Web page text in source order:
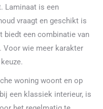
Laminaat is een
vraagt en geschikt is
biedt een combinatie van
Voor wie meer karakter
woning woont en op
een klassiek interieur, is